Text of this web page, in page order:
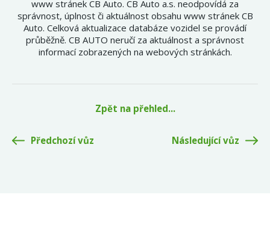
www stránek CB Auto. CB Auto a.s. neodpovídá za
správnost, úplnost či aktuálnost obsahu www stránek CB
Auto. Celková aktualizace databáze vozidel se provádí
průběžně. CB AUTO neručí za aktuálnost a správnost
informací zobrazených na webových stránkách.
Zpět na přehled...
Předchozí vůz Následující vůz